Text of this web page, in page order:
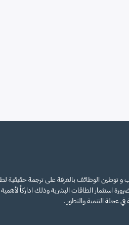
و توطين الوظائف بالغرفة على ترجمة
استثمار الطاقات البشرية وذلك اداركاً
عجلة التنمية والتطور .